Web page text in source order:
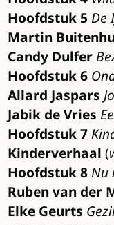
Hoofdstuk 5 De
Martin
Candy Dulfer
Hoofdstuk 6
Allard Jaspars
Jabik de Vries
Hoofdstuk 7
Kinderverhaal (
Hoofdstuk 8Nu
Ruben van der
Elke Geurts